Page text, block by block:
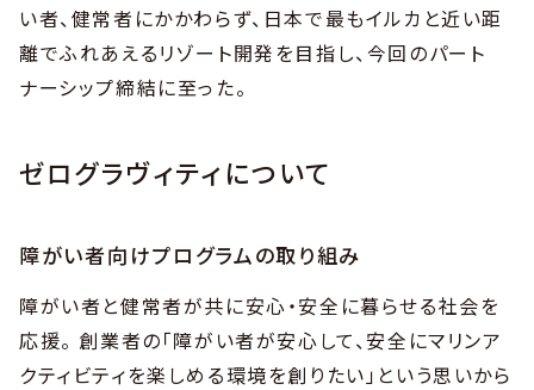
い者、健常者にかかわらず、日本で最もイルカと近い距
離でふれあえるリゾート開発を目指し、今回のパート
ナーシップ締結に至った。
ゼログラヴィティについて
障がい者向けプログラムの取り組み
障がい者と健常者が共に安心・安全に暮らせる社会を
応援。 創業者の「障がい者が安心して、安全にマリンア
クティビティを楽しめる環境を創りたい」という思いから